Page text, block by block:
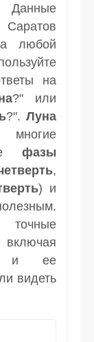
Саратов
любой
на
?" или
?". Луна
фазы
,
) и
и ее
видеть